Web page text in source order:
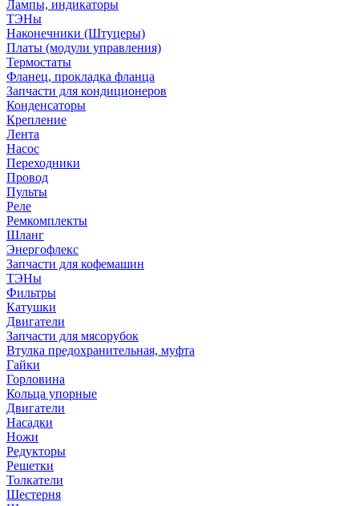
Лампы, индикаторы
ТЭНы
Наконечники (Штуцеры)
Платы (модули управления)
Термостаты
Фланец, прокладка фланца
Запчасти для кондиционеров
Конденсаторы
Крепление
Лента
Насос
Переходники
Провод
Пульты
Реле
Ремкомплекты
Шланг
Энергофлекс
Запчасти для кофемашин
ТЭНы
Фильтры
Катушки
Двигатели
Запчасти для мясорубок
Втулка предохранительная, муфта
Гайки
Горловина
Кольца упорные
Двигатели
Насадки
Ножи
Редукторы
Решетки
Толкатели
Шестерня